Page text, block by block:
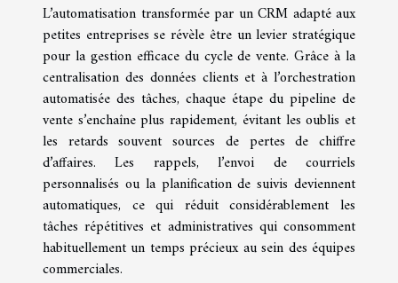
L’automatisation transformée par un CRM adapté aux
petites entreprises se révèle être un levier stratégique
pour la gestion efficace du cycle de vente. Grâce à la
centralisation des données clients et à l’orchestration
automatisée des tâches, chaque étape du pipeline de
vente s’enchaîne plus rapidement, évitant les oublis et
les retards souvent sources de pertes de chiffre
d’affaires. Les rappels, l’envoi de courriels
personnalisés ou la planification de suivis deviennent
automatiques, ce qui réduit considérablement les
tâches répétitives et administratives qui consomment
habituellement un temps précieux au sein des équipes
commerciales.